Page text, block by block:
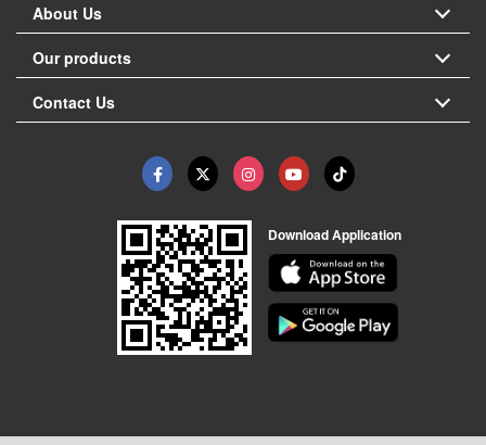
About Us
Our products
Contact Us
Download Application